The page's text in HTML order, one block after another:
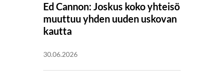
Ed Cannon: Joskus koko yhteisö
muuttuu yhden uuden uskovan
kautta
30.06.2026